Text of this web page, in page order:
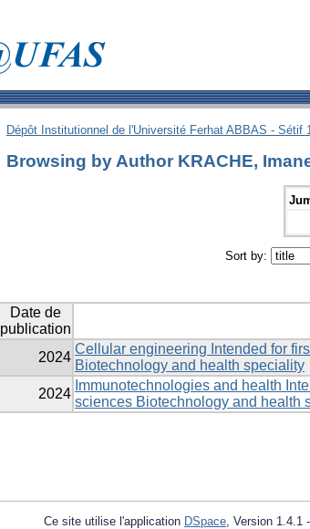
Dépôt Institutionnel de l'Université Ferhat ABBAS - Sétif
Browsing by Author KRACHE,
Sort by:
Date de
publication
2024
Cellular engineering Intended for
Biotechnology and health speciality
2024
Immunotechnologies and health
sciences Biotechnology and health
Ce site utilise l'application DSpace, Version 1.4.1 -